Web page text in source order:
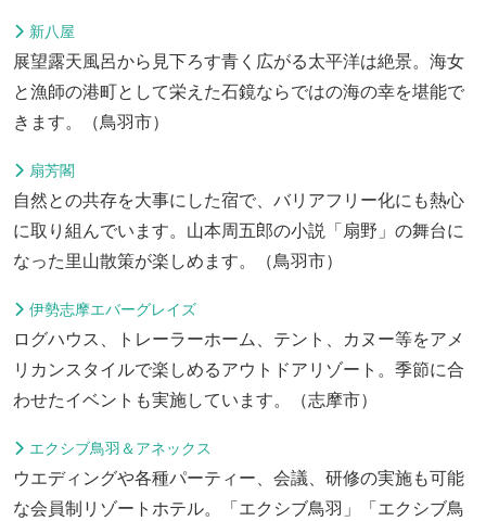
新八屋
展望露天風呂から見下ろす青く広がる太平洋は絶景。海女
と漁師の港町として栄えた石鏡ならではの海の幸を堪能で
きます。（鳥羽市）
扇芳閣
自然との共存を大事にした宿で、バリアフリー化にも熱心
に取り組んでいます。山本周五郎の小説「扇野」の舞台に
なった里山散策が楽しめます。（鳥羽市）
伊勢志摩エバーグレイズ
ログハウス、トレーラーホーム、テント、カヌー等をアメ
リカンスタイルで楽しめるアウトドアリゾート。季節に合
わせたイベントも実施しています。（志摩市）
エクシブ鳥羽＆アネックス
ウエディングや各種パーティー、会議、研修の実施も可能
な会員制リゾートホテル。「エクシブ鳥羽」「エクシブ鳥